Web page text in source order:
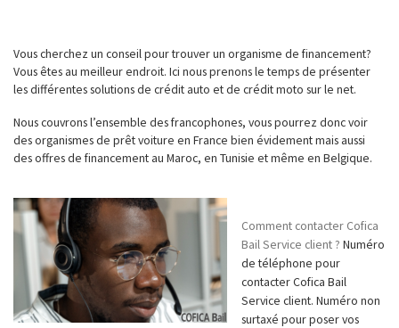
Vous cherchez un conseil pour trouver un organisme de financement?
Vous êtes au meilleur endroit. Ici nous prenons le temps de présenter
les différentes solutions de crédit auto et de crédit moto sur le net.
Nous couvrons l’ensemble des francophones, vous pourrez donc voir
des organismes de prêt voiture en France bien évidement mais aussi
des offres de financement au Maroc, en Tunisie et même en Belgique.
Comment contacter Cofica
Bail Service client ? Numéro
de téléphone pour
contacter Cofica Bail
Service client. Numéro non
surtaxé pour poser vos